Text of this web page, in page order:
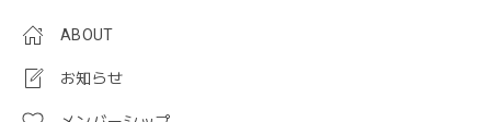
ABOUT
お知らせ